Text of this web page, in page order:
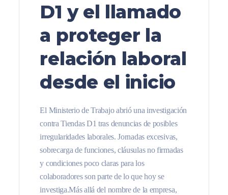
D1 y el llamado
a proteger la
relación laboral
desde el inicio
El Ministerio de Trabajo abrió una investigación
contra Tiendas D1 tras denuncias de posibles
irregularidades laborales. Jornadas excesivas,
sobrecarga de funciones, cláusulas no firmadas
y condiciones poco claras para los
colaboradores son parte de lo que hoy se
investiga.Más allá del nombre de la empresa,